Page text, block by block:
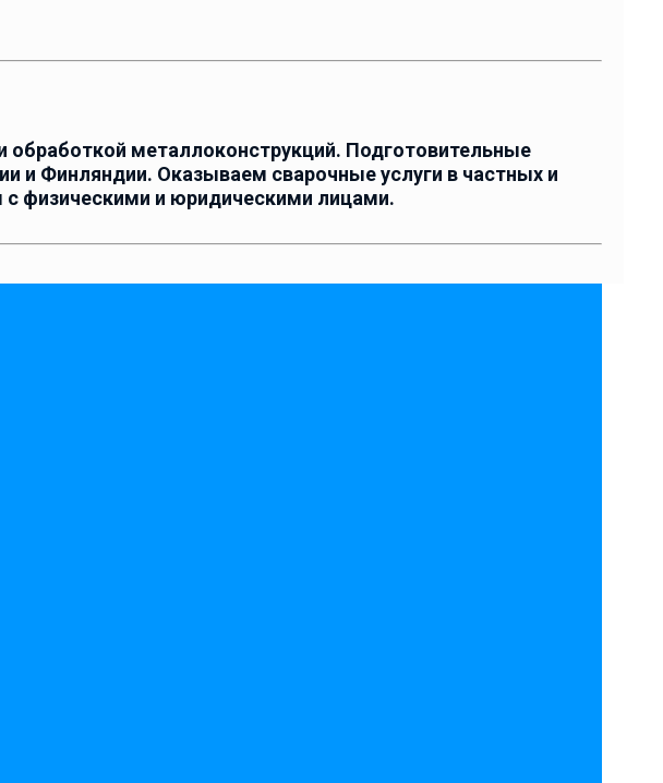
металлоконструкций. Подготовительные
и Финляндии. Оказываем сварочные услуги в частных и
физическими и юридическими лицами.